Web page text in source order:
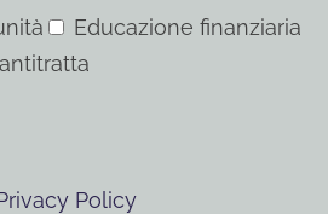
Educazione finanziaria
Policy